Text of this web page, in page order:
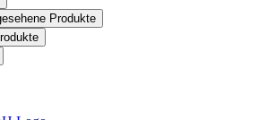
Produkte